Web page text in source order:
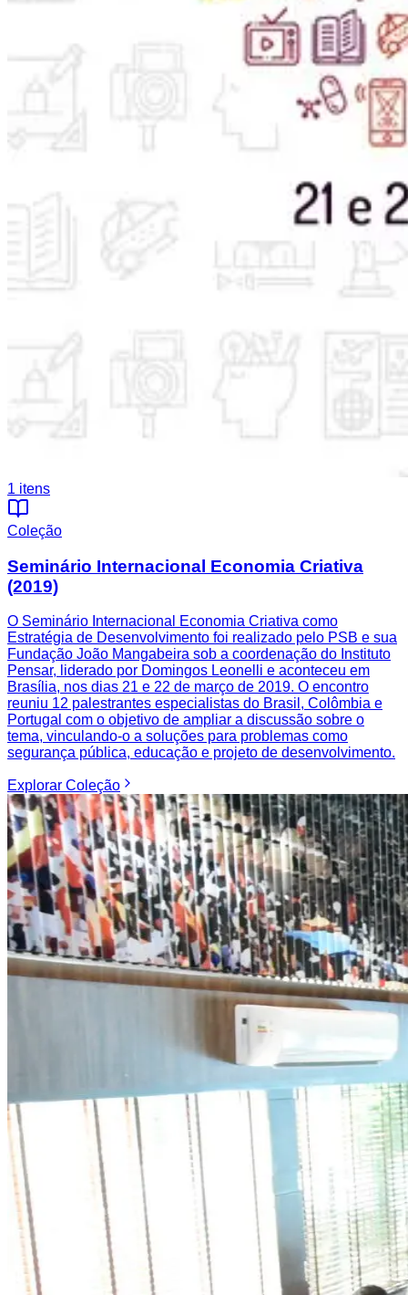
1 itens
Coleção
Seminário Internacional Economia Criativa
(2019)
O Seminário Internacional Economia Criativa como
Estratégia de Desenvolvimento foi realizado pelo PSB e sua
Fundação João Mangabeira sob a coordenação do Instituto
Pensar, liderado por Domingos Leonelli e aconteceu em
Brasília, nos dias 21 e 22 de março de 2019. O encontro
reuniu 12 palestrantes especialistas do Brasil, Colômbia e
Portugal com o objetivo de ampliar a discussão sobre o
tema, vinculando-o a soluções para problemas como
segurança pública, educação e projeto de desenvolvimento.
Explorar Coleção